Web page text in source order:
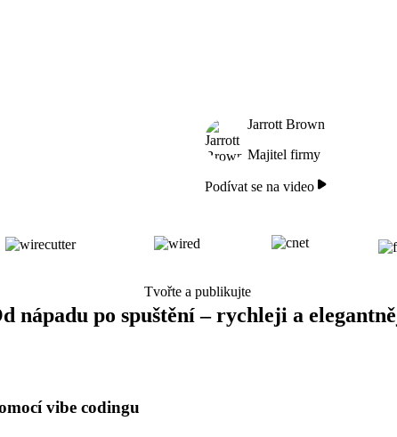
Jarrott Brown
Majitel firmy
Podívat se na video
Tvořte a publikujte
nápadu po spuštění – rychleji a
vibe codingu